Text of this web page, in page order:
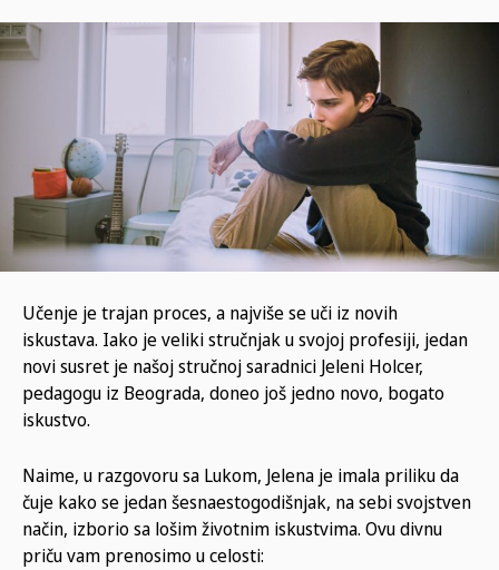
Učenje je trajan proces, a najviše se uči iz novih
iskustava. Iako je veliki stručnjak u svojoj profesiji, jedan
novi susret je našoj stručnoj saradnici Jeleni Holcer,
pedagogu iz Beograda, doneo još jedno novo, bogato
iskustvo.
Naime, u razgovoru sa Lukom, Jelena je imala priliku da
čuje kako se jedan šesnaestogodišnjak, na sebi svojstven
način, izborio sa lošim životnim iskustvima. Ovu divnu
priču vam prenosimo u celosti: